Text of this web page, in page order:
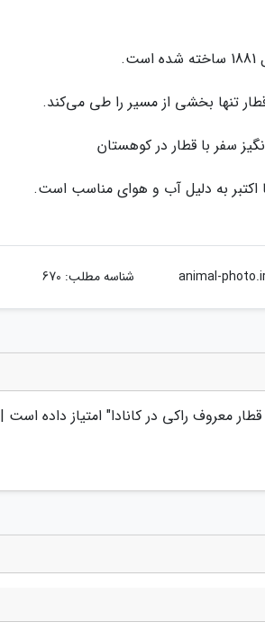
animal- شناسه مطلب: 670
معروف راکی در کانادا" امتیاز داده است |